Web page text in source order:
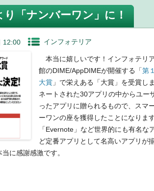
n
a
り「ナンバーワン」に！
12:00 インフォテリア
本当に嬉しいです！インフォテリ
館のDIME/AppDIMEが開催する「第
大賞 」で栄えある「大賞」を受賞し
ネートされた30アプリの中からユー
ったアプリに贈られるもので、スマ
ーワンの座を獲得したことになりま
「Evernote」など世界的にも有名な
ど定番アプリとして名高いアプリが
に感謝感激です。